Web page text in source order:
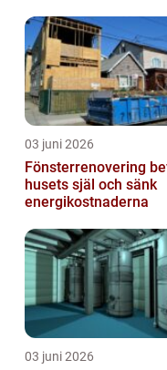
03 juni 2026
Fönsterrenovering bevara
husets själ och sänk
energikostnaderna
03 juni 2026